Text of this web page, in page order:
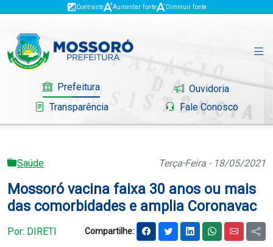
Contraste Aumentar fonte Diminuir fonte
Prefeitura
Ouvidoria
Transparência
Fale Conosco
Governo
Mossoró
Serviços
Saúde Terça-Feira - 18/05/2021
Mossoró vacina faixa 30 anos ou mais
das comorbidades e amplia Coronavac
Por: DIRETI Compartilhe: